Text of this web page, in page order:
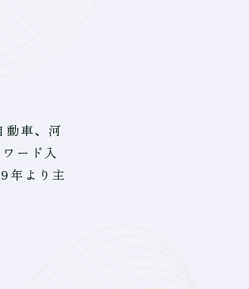
車、河
ード入
年より主